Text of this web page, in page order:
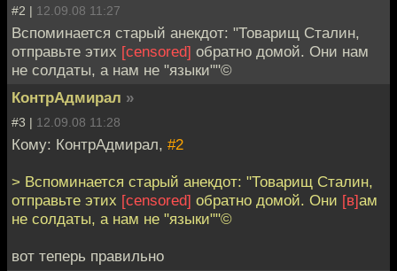
#2 | 12.09.08 11:27
Вспоминается старый анекдот: "Товарищ Сталин,
отправьте этих [censored] обратно домой. Они нам
не солдаты, а нам не "языки""©
КонтрАдмирал »
#3 | 12.09.08 11:28
Кому: КонтрАдмирал, #2
> Вспоминается старый анекдот: "Товарищ Сталин,
отправьте этих [censored] обратно домой. Они [в]ам
не солдаты, а нам не "языки""©
вот теперь правильно